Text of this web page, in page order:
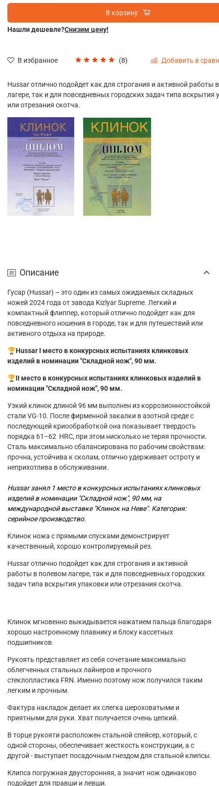
(8)
В избранное Добавить в
В корзину
Нашли дешевле?Снизим цену!
Hussarотлично подойдет как для строгания и активной работы
лагере, так и для повседневных городских задач типа вскрытия
или отрезания скотча.
Описание
Гусар (Hussar) – это один из самых ожидаемых складных
ножей 2024 года от завода Kizlyar Supreme. Легкий и
компактный флиппер, который отлично подойдет как для
повседневного ношения в городе, так и для путешествий или
активного отдыха на природе.
🏆Hussar I место в конкурсных испытаниях клинковых
изделий в номинации "Складной нож", 90 мм.
🏆II место в конкурсных испытаниях клинковых изделий в
номинации "Складной нож", 90 мм.
Узкий клинок длиной 96 мм выполнен из коррозионностойкой
стали VG-10. После фирменной закалки в азотной среде с
последующей криообработкой она показывает твердость
порядка 61–62 HRC, при этом нисколько не теряя прочности.
Сталь максимально сбалансирована по рабочим свойствам:
прочна, устойчива к сколам, отлично удерживает остроту и
неприхотлива в обслуживании.
Hussar занял 1 место в конкурсных испытаниях клинковых
изделий в номинации "Складной нож", 90 мм, на
международной выставке "Клинок на Неве". Категория:
серийное производство.
Клинок ножа с прямыми спусками демонстрирует
качественный, хорошо контролируемый рез.
Hussarотлично подойдет как для строгания и активной
работы в полевом лагере, так и для повседневных городских
задач типа вскрытия упаковки или отрезания скотча.
Клинок мгновенно выкидывается нажатием пальца благодаря
хорошо настроенному плавнику и блоку кассетных
подшипников.
Рукоять представляет из себя сочетание максимально
облегченных стальных лайнеров и прочного
стеклопластика FRN. Именно поэтому нож получился таким
легким и прочным.
Фактура накладок делает их слегка шероховатыми и
приятными для руки. Хват получается очень цепкий.
В торце рукояти расположен стальной спейсер, который, с
одной стороны, обеспечивает жесткость конструкции, а с
другой - выступает посадочным гнездом для стальной клипсы.
Клипса погружная двусторонняя, а значит нож одинаково
подойдет для правши и левши.